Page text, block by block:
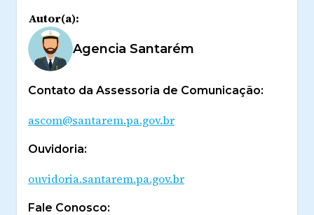
Autor(a):
Agencia Santarém
Contato da Assessoria de Comunicação:
ascom@santarem.pa.gov.br
Ouvidoria:
ouvidoria.santarem.pa.gov.br
Fale Conosco: